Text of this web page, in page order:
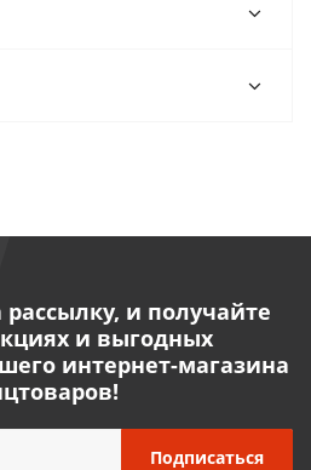
и получайте
и выгодных
интернет-магазина